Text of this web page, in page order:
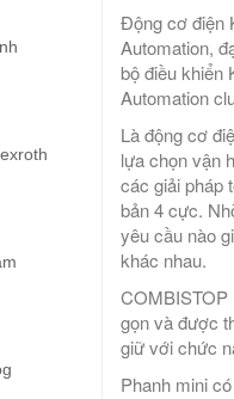
Động cơ điện
Automation,
bộ điều khiển
Automation
Là động cơ
lựa chọn vận
các giải pháp
bản 4 cực.
yêu cầu nào
khác nhau.
COMBISTOP
gọn và được
giữ với chức
Phanh mini